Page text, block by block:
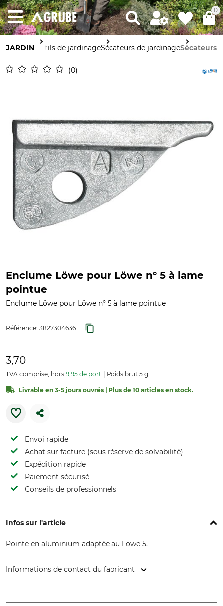
0
JARDIN Outils de jardinageSécateurs de jardinageSécateurs
0
Enclume Löwe pour Löwe n° 5 à lame
pointue
Enclume Löwe pour Löwe n° 5 à lame pointue
Référence: 3827304636
3,70
TVA comprise, hors 9,95 de port Poids brut 5 g
Livrable en 3-5 jours ouvrés | Plus de 10 articles en stock.
Envoi rapide
Achat sur facture (sous réserve de solvabilité)
Expédition rapide
Paiement sécurisé
Conseils de professionnels
Infos sur l'article
Pointe en aluminium adaptée au Löwe 5.
Informations de contact du fabricant
Germany, www.original-loewe.de